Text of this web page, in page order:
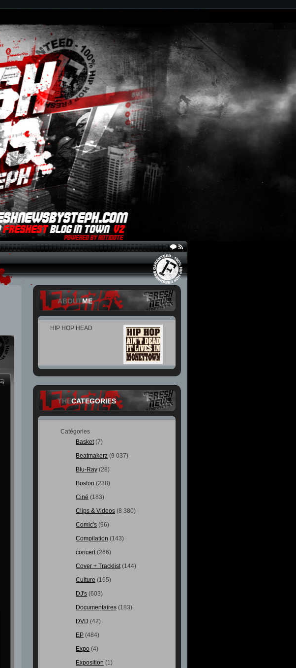
ABOUTME
HIP HOP HEAD
THECATEGORIES
Catégories
Basket(7)
Beatmakerz (9 037)
Blu-Ray (28)
Boston (238)
Ciné (183)
Clips & Videos (8 380)
Comic's (96)
Compilation (143)
concert(266)
Cover + Tracklist(144)
Culture (165)
DJ's (603)
Documentaires (183)
DVD (42)
EP (484)
Expo (4)
Exposition (1)